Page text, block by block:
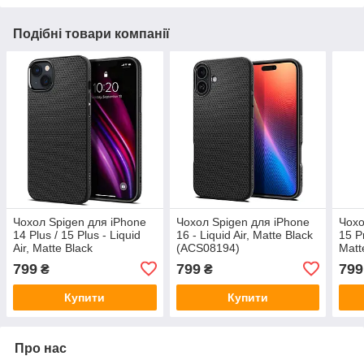
Подібні товари компанії
Чохол Spigen для iPhone
14 Plus / 15 Plus - Liquid
Air, Matte Black
799 ₴
Купити
Чохол Spigen для iPhone
16 - Liquid Air, Matte Black
(ACS08194)
799₴
Купити
15
799
Про нас